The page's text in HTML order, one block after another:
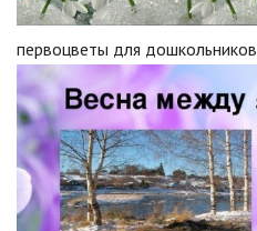
первоцветы для дошкольников